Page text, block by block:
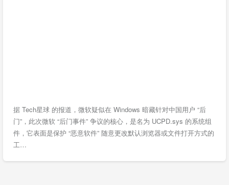
据 Tech星球 的报道，微软疑似在 Windows 暗藏针对中国用户 “后
门”，此次微软 “后门事件” 争议的核心，是名为 UCPD.sys 的系统组
件，它表面是保护 “恶意软件” 随意更改默认浏览器或文件打开方式的
工…